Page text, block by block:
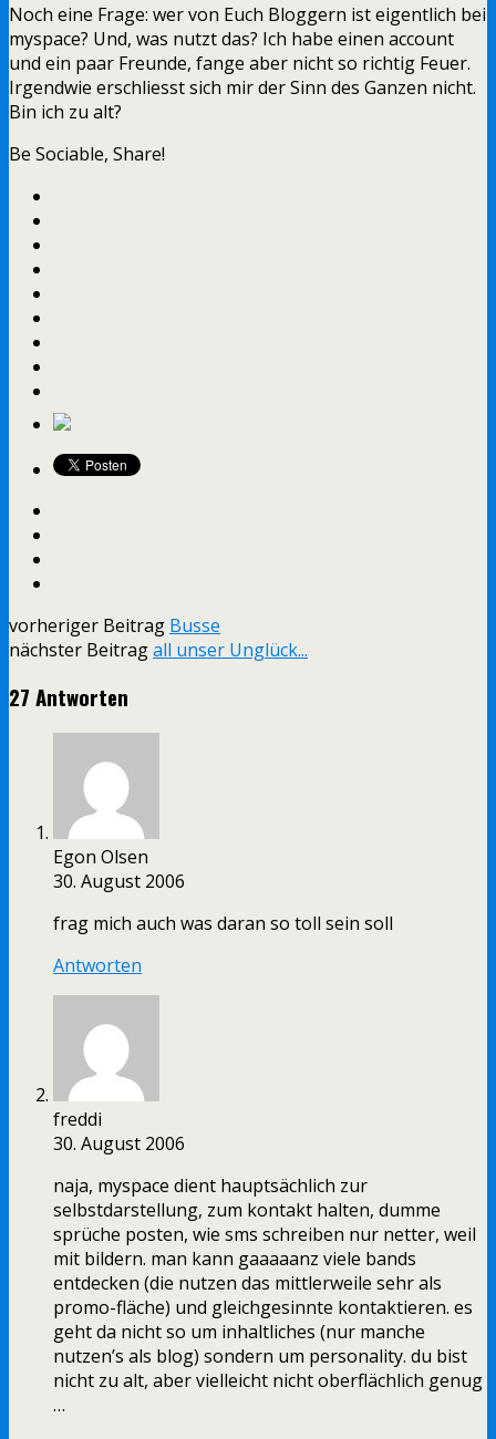
Noch eine Frage: wer von Euch Bloggern ist eigentlich bei
myspace? Und, was nutzt das? Ich habe einen account
und ein paar Freunde, fange aber nicht so richtig Feuer.
Irgendwie erschliesst sich mir der Sinn des Ganzen nicht.
Bin ich zu alt?
Be Sociable, Share!
vorheriger Beitrag Busse
nächster Beitragall unser Unglück...
27 Antworten
Egon Olsen
30. August 2006
frag mich auch was daran so toll sein soll
Antworten
freddi
30. August 2006
naja, myspace dient hauptsächlich zur
selbstdarstellung, zum kontakt halten, dumme
sprüche posten, wie sms schreiben nur netter, weil
mit bildern. man kann gaaaaanz viele bands
entdecken (die nutzen das mittlerweile sehr als
promo-fläche) und gleichgesinnte kontaktieren. es
geht da nicht so um inhaltliches (nur manche
nutzen’s als blog) sondern um personality. du bist
nicht zu alt, aber vielleicht nicht oberflächlich genug
…